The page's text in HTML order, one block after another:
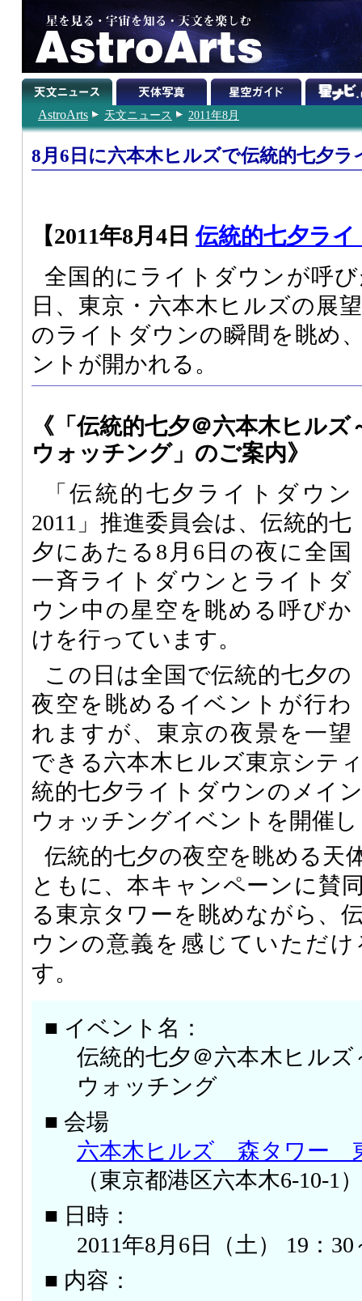
AstroArts 天文ニュース 2011年8月
8月6日に六本木ヒルズで伝統的七夕ラ
【2011年8月4日伝統的七夕ライ
全国的にライトダウンが呼
日、東京・六本木ヒルズの展
のライトダウンの瞬間を眺め
ントが開かれる。
《「伝統的七夕＠六本木ヒル
ウォッチング」のご案内》
「伝統的七夕ライトダウン
2011」推進委員会は、伝統的七
夕にあたる8月6日の夜に全国
一斉ライトダウンとライトダ
ウン中の星空を眺める呼びか
けを行っています。
この日は全国で伝統的七夕の
夜空を眺めるイベントが行わ
れますが、東京の夜景を一望
できる六本木ヒルズ東京シテ
統的七夕ライトダウンのメイ
ウォッチングイベントを開催
伝統的七夕の夜空を眺める天
ともに、本キャンペーンに賛
る東京タワーを眺めながら、
ウンの意義を感じていただ
す。
■ イベント名：
伝統的七夕＠六本木ヒル
ウォッチング
■ 会場
六本木ヒルズ 森タワー
（東京都港区六本木6-10-1）
■ 日時：
2011年8月6日（土） 19：30
■ 内容：